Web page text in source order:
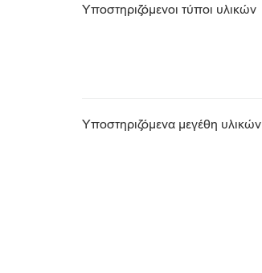
Υποστηριζόμενοι τύποι υλικών
Υποστηριζόμενα μεγέθη υλικών